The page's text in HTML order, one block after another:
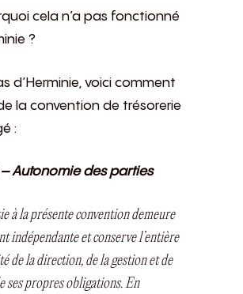
cela n’a pas fonctionné
?
d’Herminie, voici comment
la convention de trésorerie
:
– Autonomie des parties
à la présente convention demeure
indépendante et conserve l’entière
de la direction, de la gestion et de
ses propres obligations. En